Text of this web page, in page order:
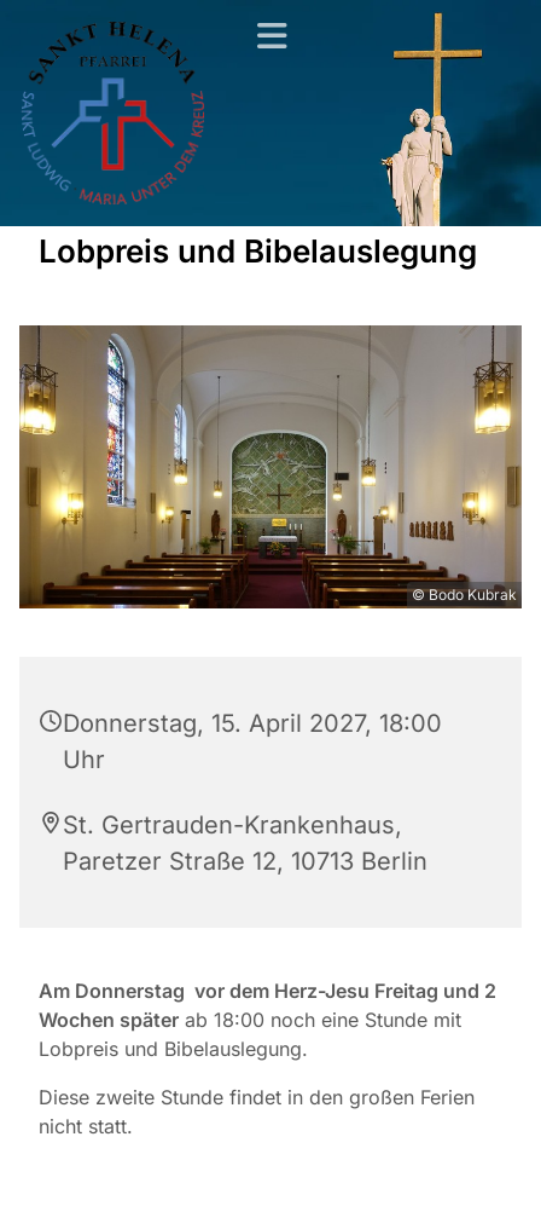
Lobpreis und Bibelauslegung
© Bodo Kubrak
Donnerstag, 15. April 2027, 18:00
Uhr
St. Gertrauden-Krankenhaus,
Paretzer Straße 12, 10713 Berlin
Am Donnerstag vor dem Herz-Jesu Freitag und 2
Wochen später ab 18:00 noch eine Stunde mit
Lobpreis und Bibelauslegung.
Diese zweite Stunde findet in den großen Ferien
nicht statt.